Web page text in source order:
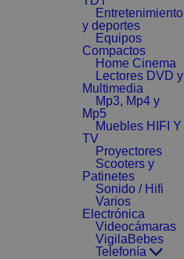
Entretenimiento
y deportes
Equipos
Compactos
Home Cinema
Lectores DVD y
Multimedia
Mp3, Mp4 y
Mp5
Muebles HIFI Y
TV
Proyectores
Scooters y
Patinetes
Sonido / Hifi
Varios
Electrónica
Videocámaras
VigilaBebes
Telefonía